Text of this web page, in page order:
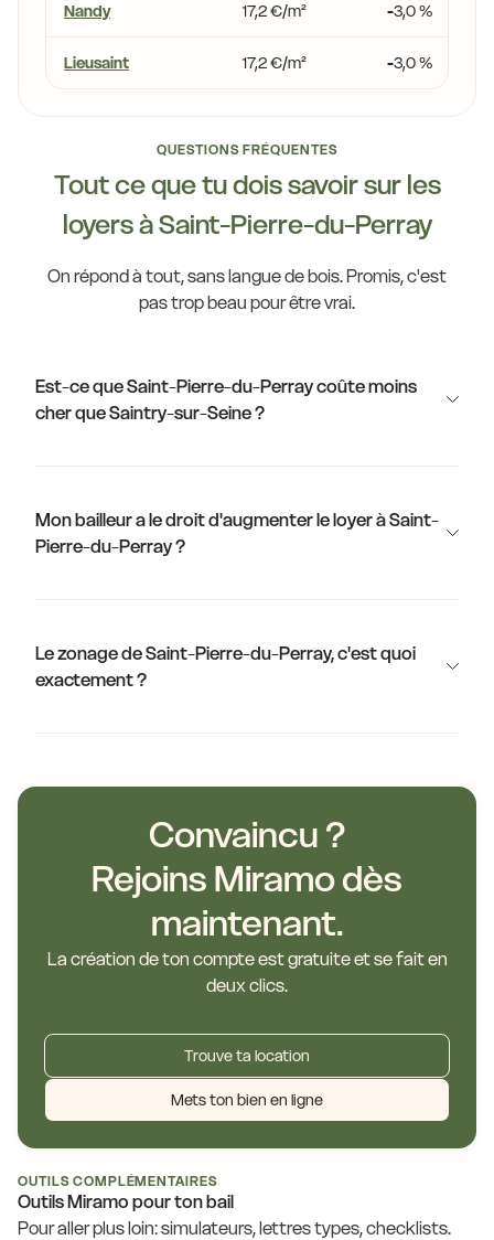
Nandy 17,2 €/m² -3,0 %
Lieusaint 17,2 €/m² -3,0 %
QUESTIONS FRÉQUENTES
Tout ce que tu dois savoir sur les
loyers à Saint-Pierre-du-Perray
On répond à tout, sans langue de bois. Promis, c'est
pas trop beau pour être vrai.
Est-ce que Saint-Pierre-du-Perray coûte moins
cher que Saintry-sur-Seine ?
Mon bailleur a le droit d'augmenter le loyer à Saint-
Pierre-du-Perray ?
Le zonage de Saint-Pierre-du-Perray, c'est quoi
exactement ?
Convaincu ?
Rejoins Miramo dès
maintenant.
La création de ton compte est gratuite et se fait en
deux clics.
Trouve ta location
Mets ton bien en ligne
OUTILS COMPLÉMENTAIRES
Outils Miramo pour ton bail
Pour aller plus loin: simulateurs, lettres types, checklists.